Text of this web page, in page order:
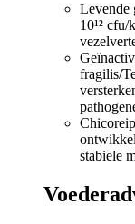
Levende
10¹²
fragilis/
stabiele